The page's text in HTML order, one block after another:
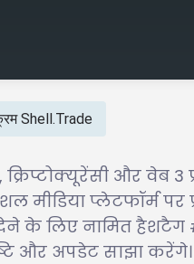
Shell.Trade
और वेब 3
मीडिया प्लेटफॉर्म
के लिए नामित
और अपडेट साझा